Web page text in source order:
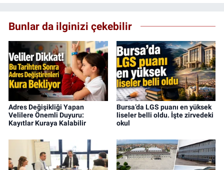
Bunlar da ilginizi çekebilir
Adres Değişikliği Yapan
Velilere Önemli Duyuru:
Kayıtlar Kuraya Kalabilir
Bursa’da LGS puanı en yüksek
liseler belli oldu. İşte zirvedeki
okul